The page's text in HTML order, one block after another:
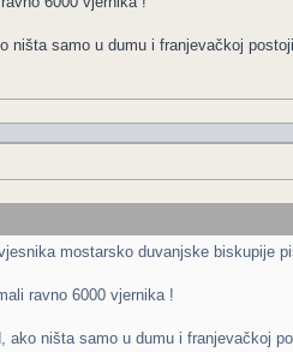
ništa samo u dumu i franjevačkoj
mostarsko duvanjske biskupije
ravno 6000 vjernika !
ako ništa samo u dumu i franjevačkoj